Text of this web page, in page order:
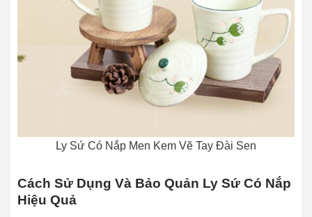
Ly Sứ Có Nắp Men Kem Vẽ Tay Đài Sen
Cách Sử Dụng Và Bảo Quản Ly Sứ Có Nắp
Hiệu Quả